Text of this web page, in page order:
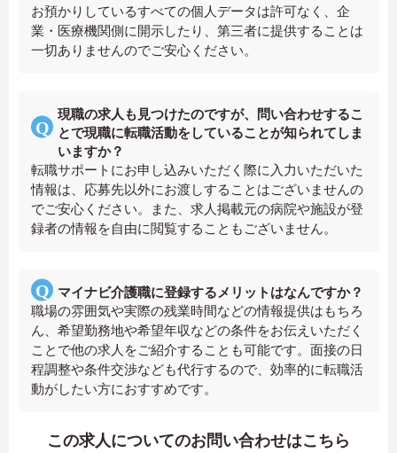
お預かりしているすべての個人データは許可なく、企
業・医療機関側に開示したり、第三者に提供することは
一切ありませんのでご安心ください。
現職の求人も見つけたのですが、問い合わせするこ
とで現職に転職活動をしていることが知られてしま
いますか？
転職サポートにお申し込みいただく際に入力いただいた
情報は、応募先以外にお渡しすることはございませんの
でご安心ください。また、求人掲載元の病院や施設が登
録者の情報を自由に閲覧することもございません。
マイナビ介護職に登録するメリットはなんですか？
職場の雰囲気や実際の残業時間などの情報提供はもちろ
ん、希望勤務地や希望年収などの条件をお伝えいただく
ことで他の求人をご紹介することも可能です。面接の日
程調整や条件交渉なども代行するので、効率的に転職活
動がしたい方におすすめです。
この求人についてのお問い合わせはこちら